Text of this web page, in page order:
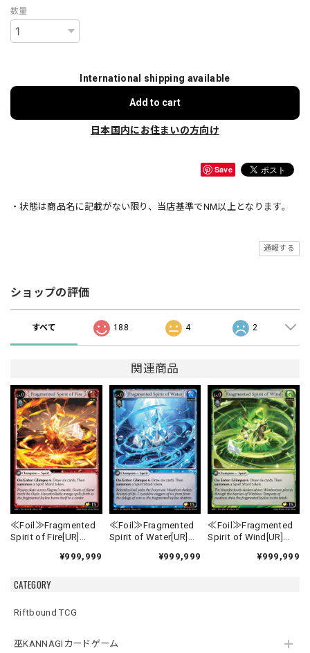
CATEGORY
Riftbound TCG
巫KANNAGIカードゲーム
数量
International shipping available
Add to cart
日本国内にお住まいの方向け
Save
・状態は商品名に記載がない限り、当店基準でNM以上となります。
通報する
ショップの評価
すべて 188 4 2
関連商品
≪Foil≫Fragmented
Spirit of Fire[UR]
¥999,999
≪Foil≫Fragmented
Spirit of Water[UR]
¥999,999
≪Foil≫Fragmented
Spirit of Wind[UR]
¥999,999